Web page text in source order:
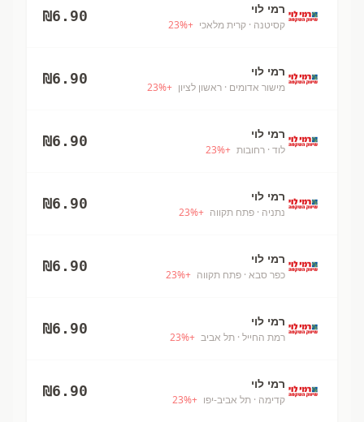
רמי לוי
קסיטנה · קרית מלאכי +
23%
₪6.90
רמי לוי
מישור אדומים · ראשון לציון +
23%
₪6.90
רמי לוי
לוד · רחובות +
23%
₪6.90
רמי לוי
נתניה · פתח תקווה +
23%
₪6.90
רמי לוי
כפר סבא · פתח תקווה +
23%
₪6.90
רמי לוי
רמת החייל · תל אביב +
23%
₪6.90
רמי לוי
קדימה · תל אביב-יפו +
23%
₪6.90